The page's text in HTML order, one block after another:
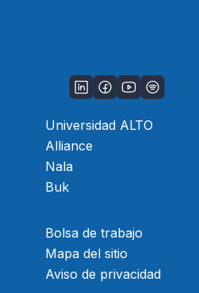
Universidad ALTO
Alliance
Nala
Buk
Bolsa de trabajo
Mapa del sitio
Aviso de privacidad